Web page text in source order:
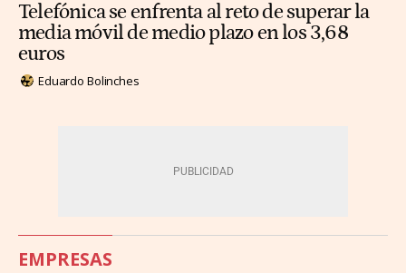
Telefónica se enfrenta al reto de superar la
media móvil de medio plazo en los 3,68
euros
Eduardo Bolinches
EMPRESAS